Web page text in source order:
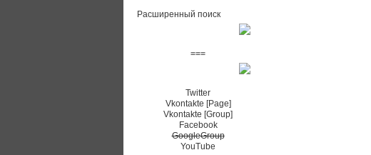
Расширенный поиск
===
Twitter
Vkontakte [Page]
Vkontakte [Group]
Facebook
GoogleGroup
YouTube